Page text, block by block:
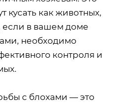
кусать как животных,
если в вашем доме
необходимо
контроля и
с блохами — это